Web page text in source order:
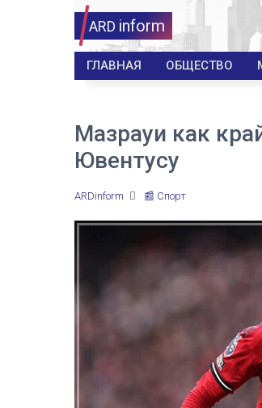
ARD inform
ГЛАВНАЯ ОБЩЕСТВО
Мазрауи как
Ювентусу
ARDinform 📰 Спорт